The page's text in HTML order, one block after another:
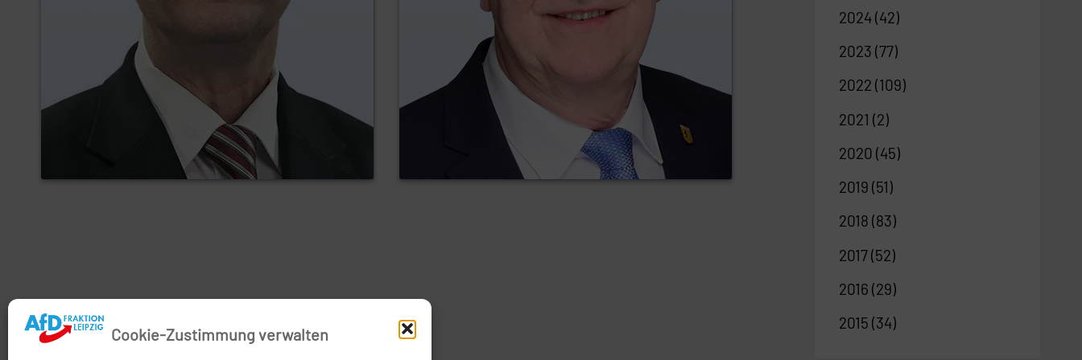
Cookie-Zustimmung verwalten
2024 (42)
2023 (77)
2022 (109)
2021 (2)
2020 (45)
2019 (51)
2018 (83)
2017(52)
2016 (29)
2015 (34)